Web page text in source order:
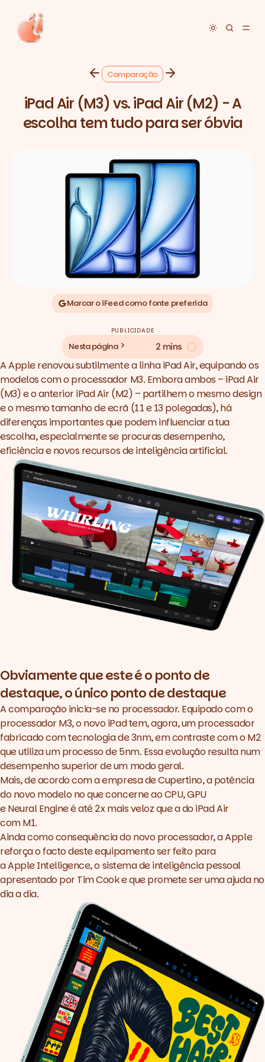
Toggle
Comparação
iPad Air (M3) vs. iPad Air (M2) - A
escolha tem tudo para ser óbvia
Marcar o iFeed como fonte preferida
PUBLICIDADE
Nesta página 2 mins
A Apple renovou subtilmente a linha iPad Air, equipando os
modelos com o processador M3. Embora ambos – iPad Air
(M3) e o anterior iPad Air (M2) – partilhem o mesmodesign
e o mesmo tamanho de ecrã (11 e 13 polegadas), há
diferenças importantes que podem influenciar a tua
escolha, especialmente se procuras desempenho,
eficiência e novos recursos de inteligência artificial.
Obviamente que este é o ponto de
destaque, o único ponto de destaque
A comparação inicia-se no processador. Equipado com o
processador M3, o novo iPad tem, agora, um processador
fabricado com tecnologia de 3nm, em contraste com o M2
que utiliza um processo de 5nm. Essa evolução resulta num
desempenho superior de um modo geral.
Mais, de acordo com a empresa de Cupertino, a potência
do novo modelo no que concerne ao CPU, GPU
e Neural Engine é até 2x mais veloz que a do iPad Air
com M1.
Ainda como consequência do novo processador, a Apple
reforça o facto deste equipamento ser feito para
aApple Intelligence, o sistema de inteligência pessoal
apresentado por Tim Cook e que promete ser uma ajuda no
dia a dia.